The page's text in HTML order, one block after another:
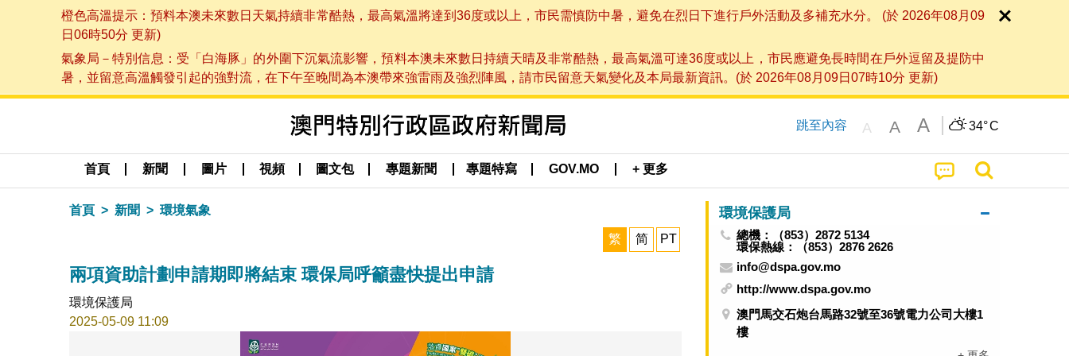
橙色高溫提示：預料本澳未來數日天氣持續非常酷熱，最高氣溫將達到36度或以上，市民需慎防中暑，避免在烈日下進行戶外活動及多補充水分。 (於 2026年08月09
日06時50分 更新)
氣象局－特別信息：受「白海豚」的外圍下沉氣流影響，預料本澳未來數日持續天晴及非常酷熱，最高氣溫可達36度或以上，市民應避免長時間在戶外逗留及提防中
暑，並留意高溫觸發引起的強對流，在下午至晚間為本澳帶來強雷雨及強烈陣風，請市民留意天氣變化及本局最新資訊。(於 2026年08月09日07時10分 更新)
跳至內容 A A A 34°C
首頁 新聞 圖片 視頻 圖文包 專題新聞 專題特寫 GOV.MO + 更多
首頁 新聞 環境氣象
繁 简 PT
兩項資助計劃申請期即將結束 環保局呼籲盡快提出申請
環境保護局
2025-05-09 11:09
環境保護局
總機：（853）2872 5134
環保熱線：（853）2876 2626
info@dspa.gov.mo
http://www.dspa.gov.mo
澳門馬交石炮台馬路32號至36號電力公司大樓1
樓